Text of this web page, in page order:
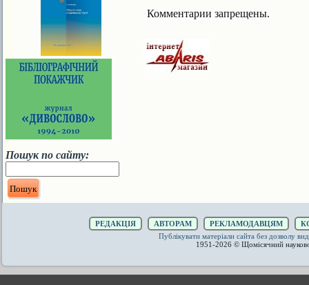
Пошук по сайту:
Комментарии запрещены.
РЕДАКЦІЯ АВТОРАМ РЕКЛАМОДАВЦЯМ
Публікувати матеріали сайта без дозволу
1951-2026 © Щомісячний